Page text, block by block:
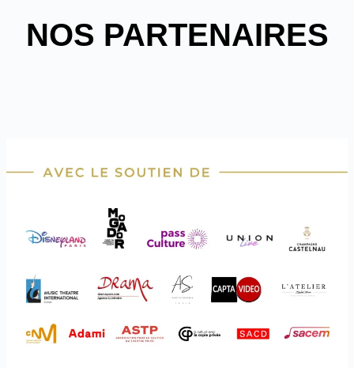
NOS PARTENAIRES